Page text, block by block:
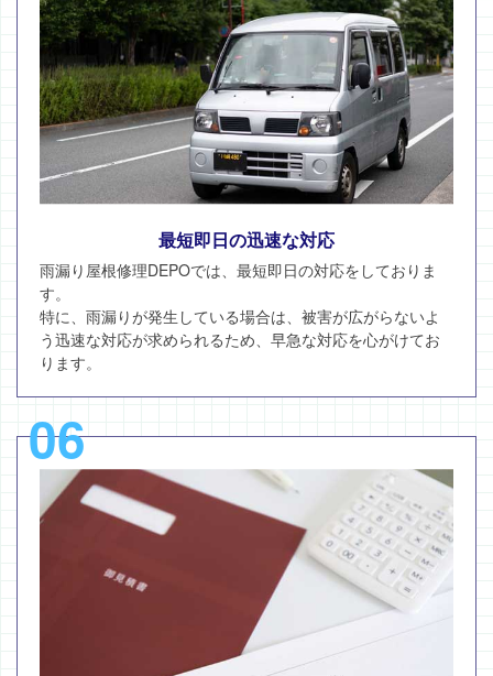
最短即日の迅速な対応
雨漏り屋根修理DEPOでは、最短即日の対応をしておりま
す。
特に、雨漏りが発生している場合は、被害が広がらないよ
う迅速な対応が求められるため、早急な対応を心がけてお
ります。
06